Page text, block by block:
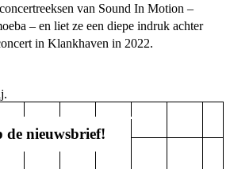
van Sound In Motion –
– en liet ze een diepe indruk achter
in Klankhaven in 2022.
de nieuwsbrief!